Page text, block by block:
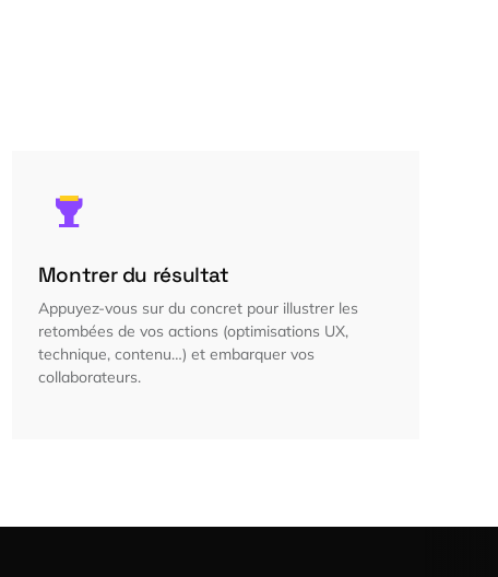
Montrer du résultat
Appuyez-vous sur du concret pour illustrer les
retombées de vos actions (optimisations UX,
technique, contenu…) et embarquer vos
collaborateurs.